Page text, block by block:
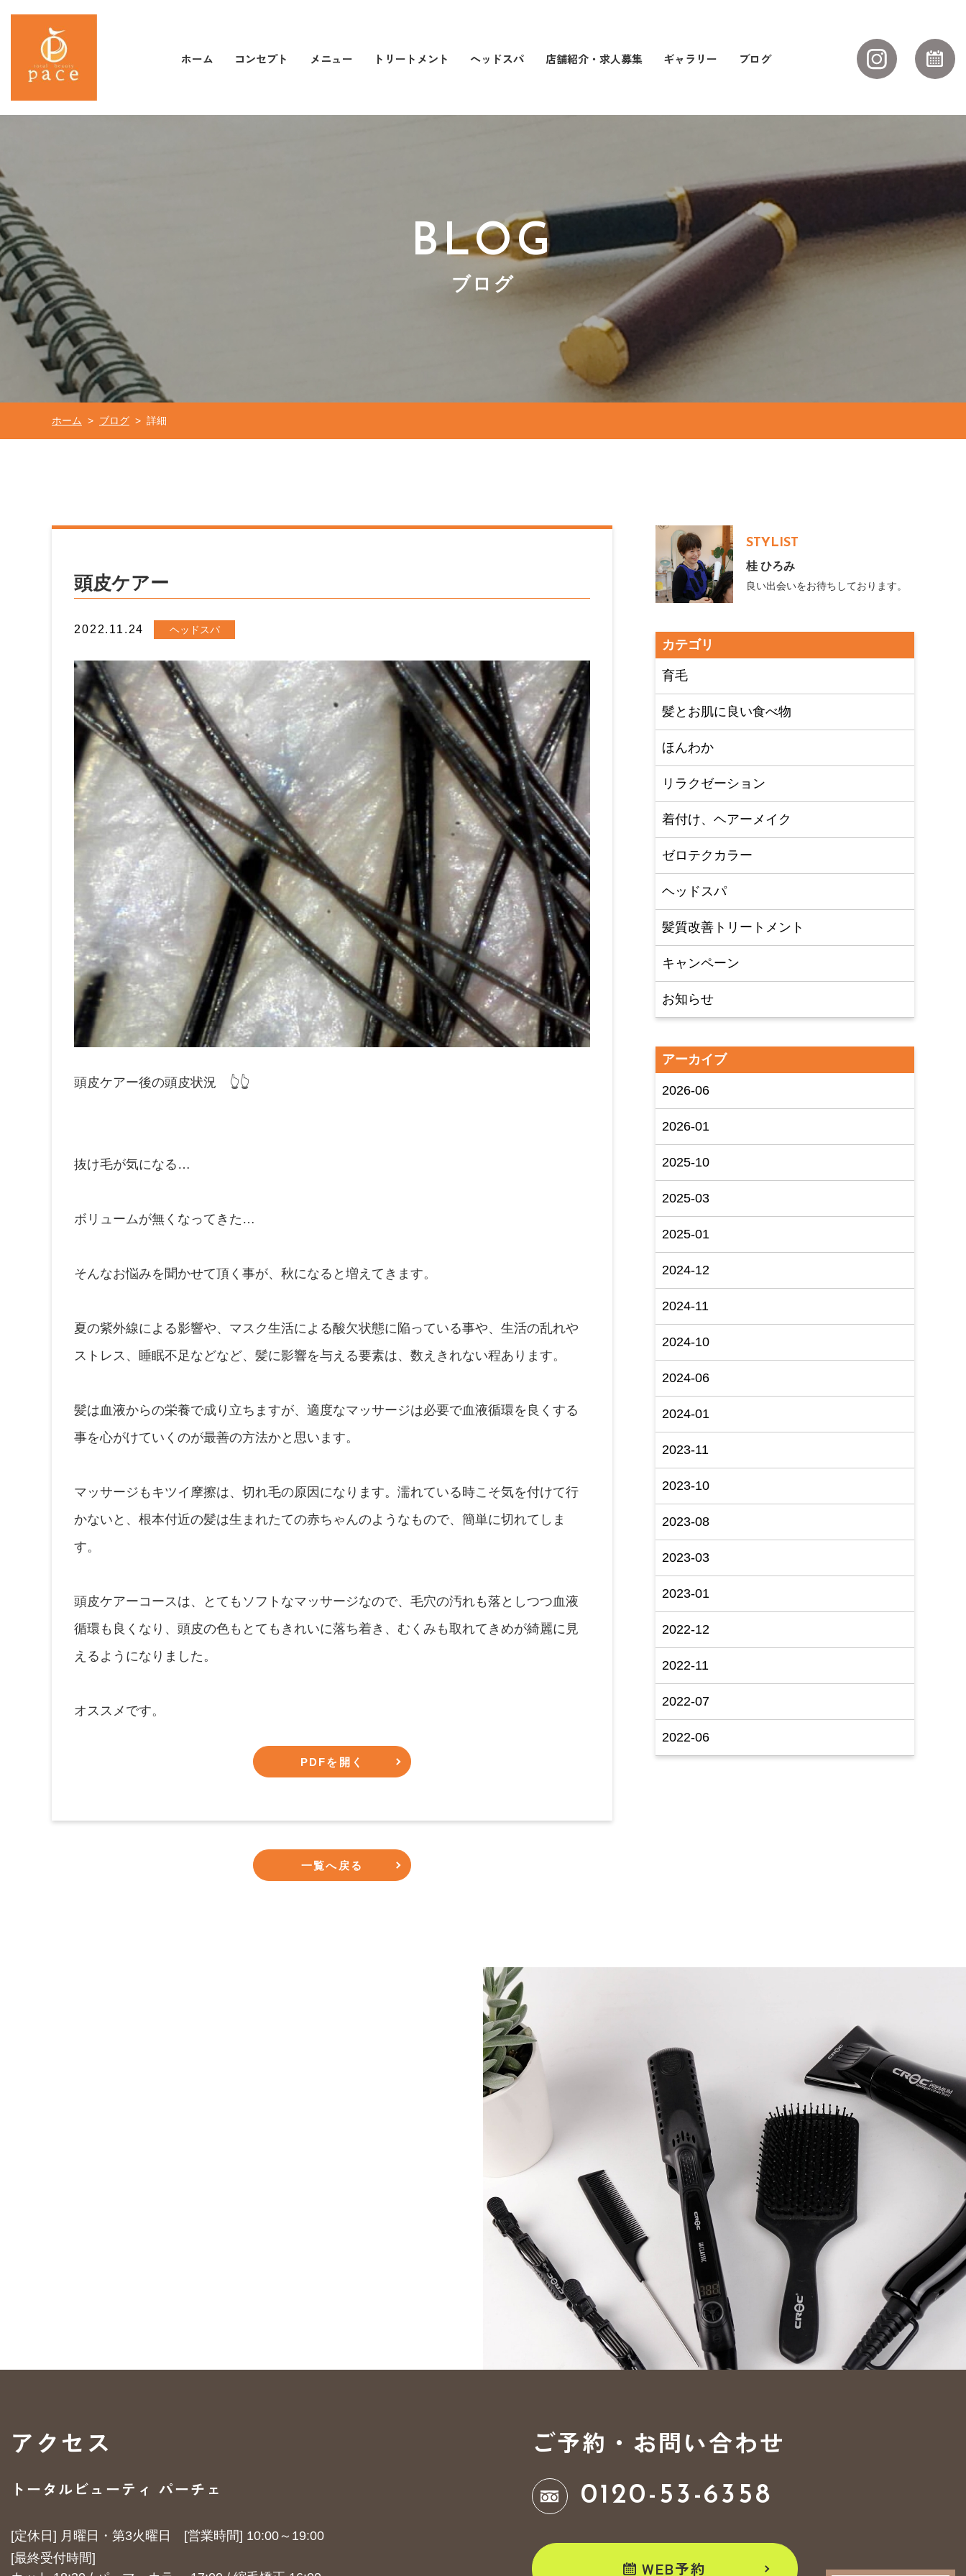
ホーム コンセプト メニュー トリートメント ヘッドスパ 店舗紹介・求人募集 ギャラリー ブログ
BLOG
ブログ
ホーム > ブログ > 詳細
頭皮ケアー
2022.11.24 ヘッドスパ
頭皮ケアー後の頭皮状況 👆👆
抜け毛が気になる…
ボリュームが無くなってきた…
そんなお悩みを聞かせて頂く事が、秋になると増えてきます。
夏の紫外線による影響や、マスク生活による酸欠状態に陥っている事や、生活の乱れや
ストレス、睡眠不足などなど、髪に影響を与える要素は、数えきれない程あります。
髪は血液からの栄養で成り立ちますが、適度なマッサージは必要で血液循環を良くする
事を心がけていくのが最善の方法かと思います。
マッサージもキツイ摩擦は、切れ毛の原因になります。濡れている時こそ気を付けて行
かないと、根本付近の髪は生まれたての赤ちゃんのようなもので、簡単に切れてしま
す。
頭皮ケアーコースは、とてもソフトなマッサージなので、毛穴の汚れも落としつつ血液
循環も良くなり、頭皮の色もとてもきれいに落ち着き、むくみも取れてきめが綺麗に見
えるようになりました。
オススメです。
PDFを開く
一覧へ戻る
STYLIST
桂 ひろみ
良い出会いをお待ちしております。
カテゴリ
育毛
髪とお肌に良い食べ物
ほんわか
リラクゼーション
着付け、ヘアーメイク
ゼロテクカラー
ヘッドスパ
髪質改善トリートメント
キャンペーン
お知らせ
アーカイブ
2026-06
2026-01
2025-10
2025-03
2025-01
2024-12
2024-11
2024-10
2024-06
2024-01
2023-11
2023-10
2023-08
2023-03
2023-01
2022-12
2022-11
2022-07
2022-06
アクセス
トータルビューティ パーチェ
[定休日] 月曜日・第3火曜日 ​​​​​​​[営業時間] 10:00～19:00
​​​​​​​[最終受付時間]
ご予約・お問い合わせ
0120-53-6358
WEB予約